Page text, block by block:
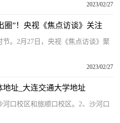
2023/02/27
圈”！央视《焦点访谈》关注
。2月27日，央视《焦点访谈》聚
2023/02/27
址_大连交通大学地址
口校区和旅顺口校区。2、沙河口